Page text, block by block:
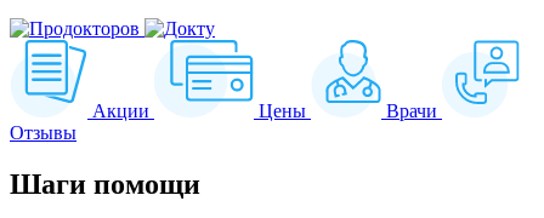
Акции Цены
Врачи
Отзывы
Шаги помощи